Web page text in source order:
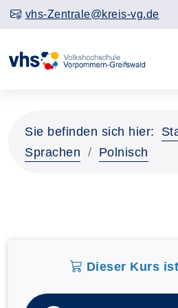
vhs-Zentrale@kreis-vg.de
Sie befinden sich hier:
Sprachen
Polnisch
Dieser Kurs